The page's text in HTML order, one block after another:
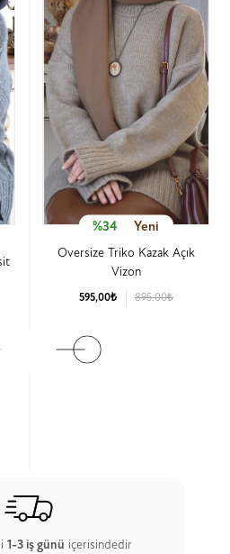
%34 Yeni
Oversize Triko Kazak Açık
Vizon
595,00₺ 895.00₺
1-3 iş günü içerisindedir